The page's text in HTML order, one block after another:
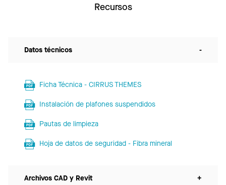
Recursos
Datos técnicos -
Ficha Técnica - CIRRUS THEMES
Instalación de plafones suspendidos
Pautas de limpieza
Hoja de datos de seguridad - Fibra mineral
Archivos CAD y Revit +